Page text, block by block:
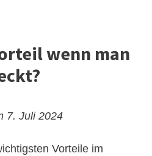
wenn man
7. Juli 2024
Vorteile im